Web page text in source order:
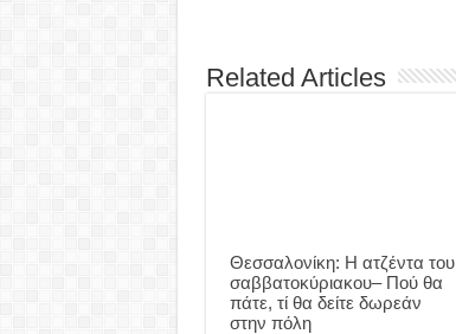
Related Articles
Θεσσαλονίκη: Η ατζέντα του
σαββατοκύριακου– Πού θα
πάτε, τί θα δείτε δωρεάν
στην πόλη